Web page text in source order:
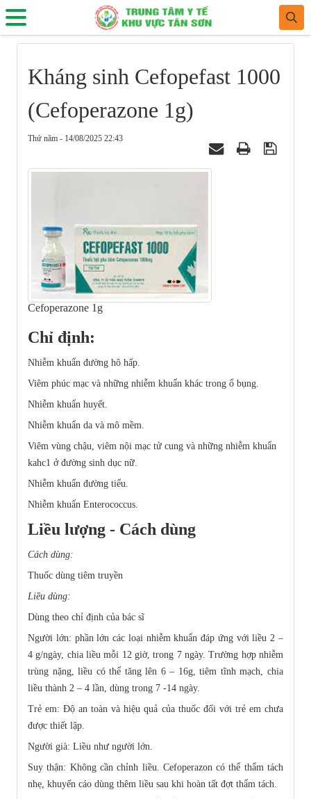
Kháng sinh Cefopefast 1000
(Cefoperazone 1g)
Thứ năm - 14/08/2025 22:43
Cefoperazone 1g
Chỉ định:
Nhiễm khuẩn đường hô hấp.
Viêm phúc mạc và những nhiễm khuẩn khác trong ổ bụng.
Nhiễm khuẩn huyết.
Nhiễm khuẩn da và mô mềm.
Viêm vùng chậu, viêm nội mạc tử cung và những nhiễm khuẩn
kahc1 ở đường sinh dục nữ.
Nhiễm khuẩn đường tiểu.
Nhiễm khuẩn Enterococcus.
Liều lượng - Cách dùng
Cách dùng:
Thuốc dùng tiêm truyền
Liều dùng:
Dùng theo chỉ định của bác sĩ
Người lớn: phần lớn các loại nhiễm khuẩn đáp ứng với liều 2 –
4 g/ngày, chia liều mỗi 12 giờ, trong 7 ngày. Trường hợp nhiễm
trùng nặng, liều có thể tăng lên 6 – 16g, tiêm tĩnh mạch, chia
liều thành 2 – 4 lần, dùng trong 7 -14 ngày.
Trẻ em: Độ an toàn và hiệu quả của thuốc đối với trẻ em chưa
được thiết lập.
Người già: Liều như người lớn.
Suy thận: Không cần chỉnh liều. Cefoperazon có thể thẩm tách
nhẹ, khuyến cáo dùng thêm liều sau khi hoàn tất đợt thẩm tách.